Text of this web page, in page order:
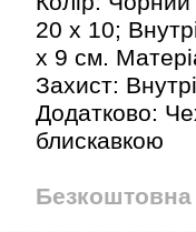
20 x 10;
x 9 см.
Захист:
Додатково:
блискавкою
Безкоштовна